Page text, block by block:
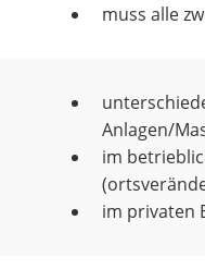
muss alle
Anlagen/
im
im privaten